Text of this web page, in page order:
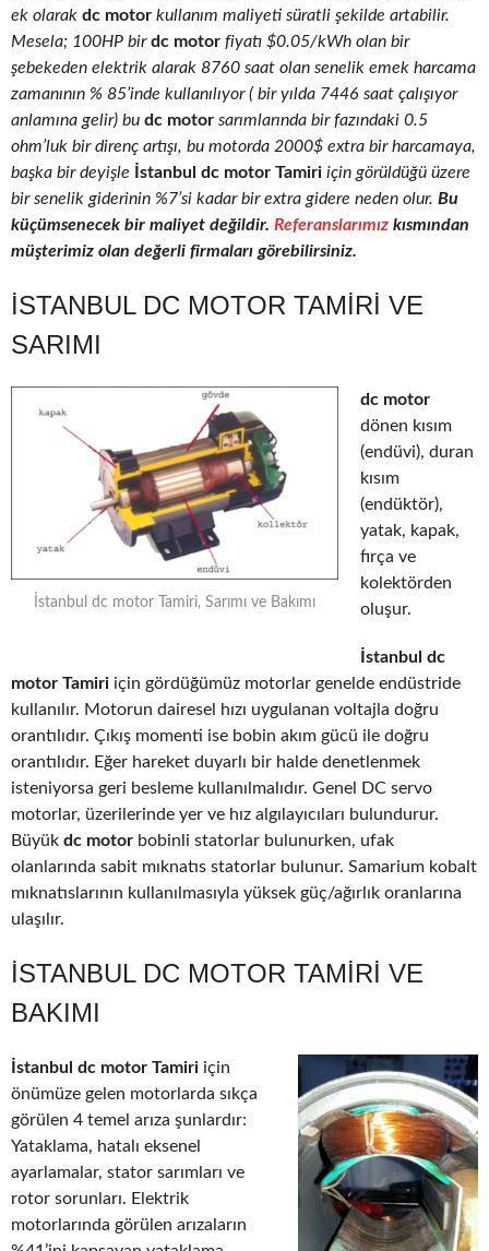
ek olarak dc motor kullanım maliyeti süratli şekilde artabilir.
Mesela; 100HP birdc motor fiyatı $0.05/kWh olan bir
şebekeden elektrik alarak 8760 saat olan senelik emek harcama
zamanının % 85’inde kullanılıyor ( bir yılda 7446 saat çalışıyor
anlamına gelir) bu dc motor sarımlarında bir fazındaki 0.5
ohm’luk bir direnç artışı, bu motorda 2000$ extra bir harcamaya,
başka bir deyişle İstanbul dc motor Tamiri için görüldüğü üzere
bir senelik giderinin %7’si kadar bir extra gidere neden olur. Bu
küçümsenecek bir maliyet değildir. Referanslarımız kısmından
müşterimiz olan değerli firmaları görebilirsiniz.
İSTANBUL DC MOTOR TAMIRI VE
SARIMI
İstanbul dc motor Tamiri, Sarımı ve Bakımı
dc motor
dönen kısım
(endüvi), duran
kısım
(endüktör),
yatak, kapak,
fırça ve
kolektörden
oluşur.
İstanbul dc
motor Tamiri için gördüğümüz motorlar genelde endüstride
kullanılır. Motorun dairesel hızı uygulanan voltajla doğru
orantılıdır. Çıkış momenti ise bobin akım gücü ile doğru
orantılıdır. Eğer hareket duyarlı bir halde denetlenmek
isteniyorsa geri besleme kullanılmalıdır. Genel DC servo
motorlar, üzerilerinde yer ve hız algılayıcıları bulundurur.
Büyük dc motor bobinli statorlar bulunurken, ufak
olanlarında sabit mıknatıs statorlar bulunur. Samarium kobalt
mıknatıslarının kullanılmasıyla yüksek güç/ağırlık oranlarına
ulaşılır.
İSTANBUL DC MOTOR TAMIRI VE
BAKIMI
İstanbul dc motor Tamiri için
önümüze gelen motorlarda sıkça
görülen 4 temel arıza şunlardır:
Yataklama, hatalı eksenel
ayarlamalar, stator sarımları ve
rotor sorunları. Elektrik
motorlarında görülen arızaların